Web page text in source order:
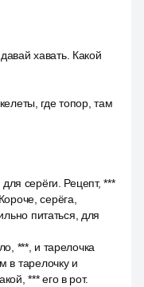
хавать. Какой
где топор, там
серёги. Рецепт, ***
серёга,
питаться, для
***, и тарелочка
в тарелочку и
*** его в рот.